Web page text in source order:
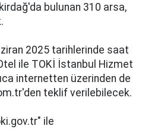
bulunan 310 arsa,
2025 tarihlerinde saat
ile TOKİ İstanbul Hizmet
internetten üzerinden de
teklif verilebilecek.
ile